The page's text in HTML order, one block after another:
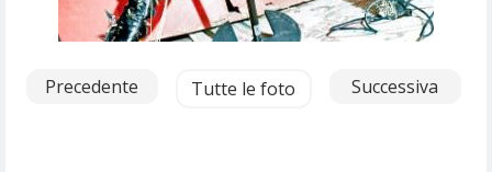
Precedente Tutte le foto Successiva